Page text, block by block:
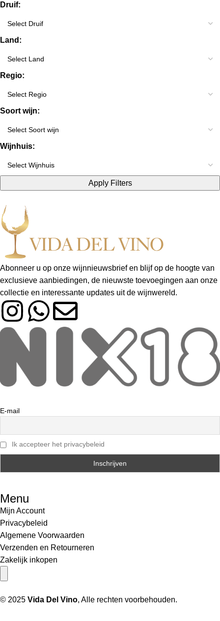
Druif:
Land:
Regio:
Soort wijn:
Wijnhuis:
Apply Filters
Abonneer u op onze wijnnieuwsbrief en blijf op de hoogte van
exclusieve aanbiedingen, de nieuwste toevoegingen aan onze
collectie en interessante updates uit de wijnwereld.
E-mail
Ik accepteer het privacybeleid
Menu
Mijn Account
Privacybeleid
Algemene Voorwaarden
Verzenden en Retourneren
Zakelijk inkopen
© 2025 Vida Del Vino, Alle rechten voorbehouden.